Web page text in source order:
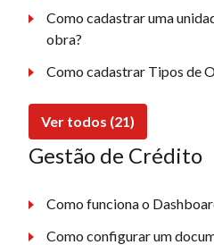
Como cadastrar uma
obra?
Como cadastrar Tipos de
Ver todos (21)
Gestão de Crédito
Como funciona o
Como configurar um